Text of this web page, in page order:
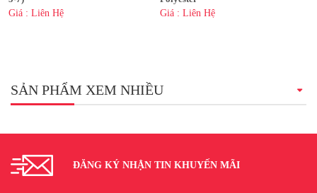
Giá : Liên Hệ
Giá : Liên Hệ
SẢN PHẨM XEM NHIỀU
ĐĂNG KÝ NHẬN TIN KHUYẾN MÃI